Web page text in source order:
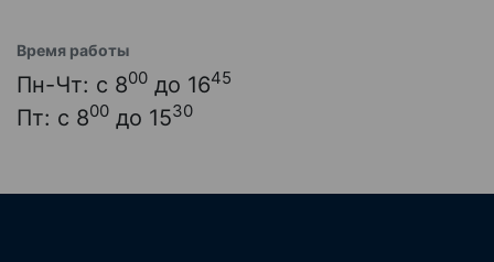
Время работы
Пн-Чт: с 800 до 1645
Пт: с 800 до 1530